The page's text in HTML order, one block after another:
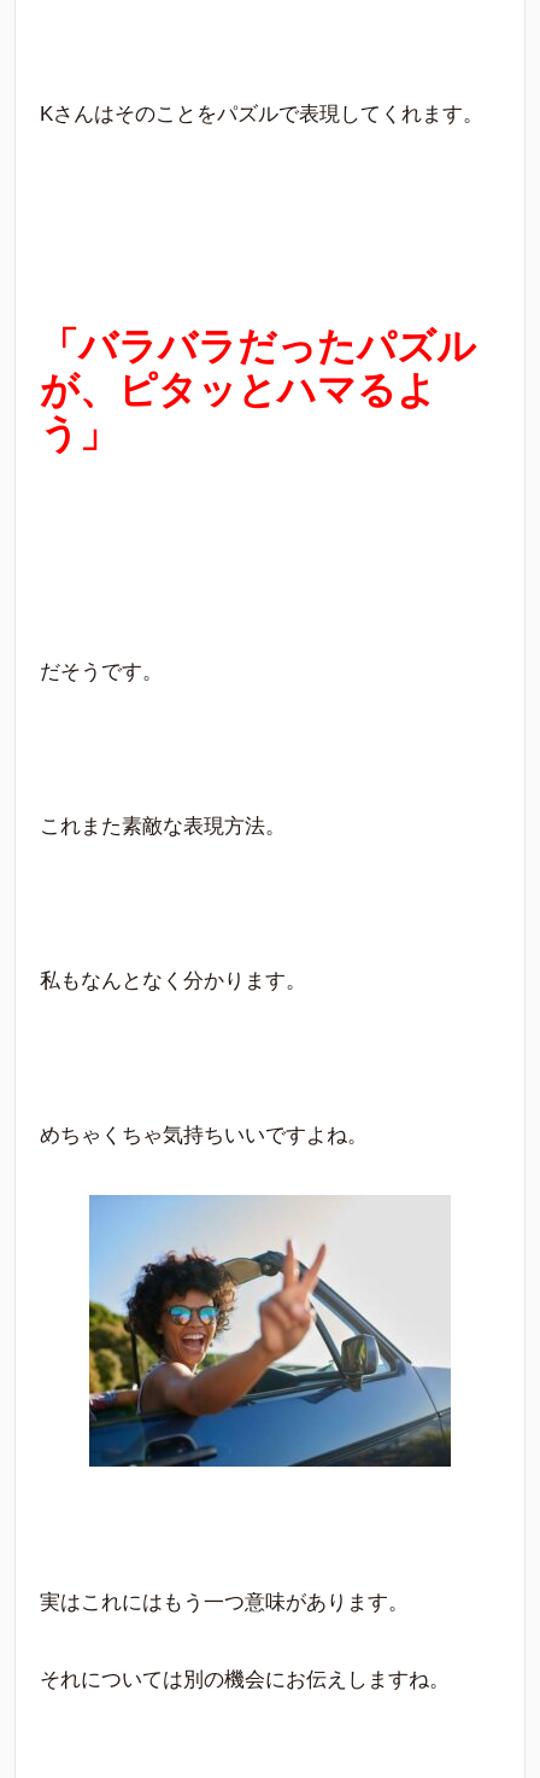
Kさんはそのことをパズルで表現してくれます。
「バラバラだったパズル
が、ピタッとハマるよ
う」
だそうです。
これまた素敵な表現方法。
私もなんとなく分かります。
めちゃくちゃ気持ちいいですよね。
実はこれにはもう一つ意味があります。
それについては別の機会にお伝えしますね。